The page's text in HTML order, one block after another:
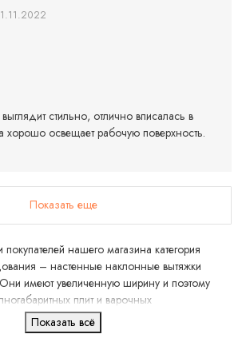
стильно, отлично вписалась в
освещает рабочую поверхность.
Показать еще
нашего магазина категория
– настенные наклонные вытяжки
имеют увеличенную ширину и поэтому
плит и варочных
конфорок от 4 штук.
Показать всё